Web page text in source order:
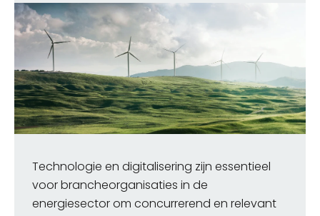
Technologie en digitalisering zijn essentieel
voor brancheorganisaties in de
energiesector om concurrerend en relevant